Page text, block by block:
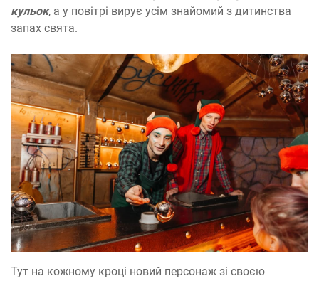
кульок, а у повітрі вирує усім знайомий з дитинства
запах свята.
Тут на кожному кроці новий персонаж зі своєю